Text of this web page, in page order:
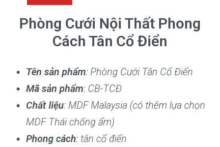
Phòng Cưới Nội Thất Phong
Cách Tân Cổ Điển
Tên sản phẩm: Phòng Cưới Tân Cổ Điển
Mã sản phẩm: CB-TCĐ
Chất liệu: MDF Malaysia (có thêm lựa chọn
MDF Thái chống ẩm)
Phong cách: tân cổ điển